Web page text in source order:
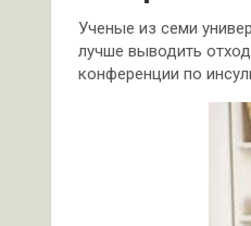
Ученые из семи
лучше выводить
конференции по